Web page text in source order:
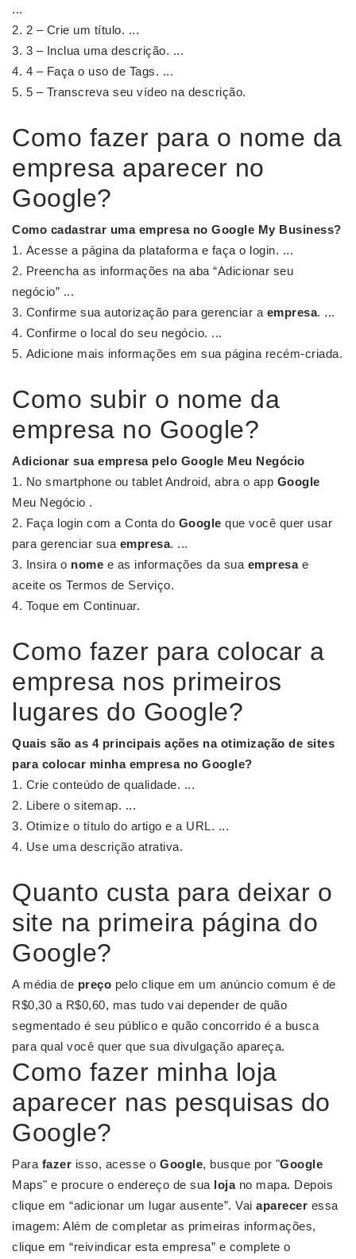
...
2 – Crie um título. ...
3 – Inclua uma descrição. ...
4 – Faça o uso de Tags. ...
5 – Transcreva seu vídeo na descrição.
Como fazer para o nome da
empresa aparecer no
Google?
Como cadastrar uma empresano Google My Business?
Acesse a página da plataforma e faça o login. ...
Preencha as informações na aba “Adicionar seu
negócio” ...
Confirme sua autorização para gerenciar a empresa. ...
Confirme o local do seu negócio. ...
Adicione mais informações em sua página recém-criada.
Como subir o nome da
empresa no Google?
Adicionar sua empresapelo Google Meu Negócio
No smartphone ou tablet Android, abra o app Google
Meu Negócio .
Faça login com a Conta do Google que você quer usar
para gerenciar sua empresa. ...
Insira o nome e as informações da sua empresae
aceite os Termos de Serviço.
Toque em Continuar.
Como fazer para colocar a
empresa nos primeiros
lugares do Google?
Quais são as 4 principais ações na otimização de sites
para colocar minha empresano Google?
Crie conteúdo de qualidade. ...
Libere o sitemap. ...
Otimize o título do artigo e a URL. ...
Use uma descrição atrativa.
Quanto custa para deixar o
site na primeira página do
Google?
A média de preço pelo clique em um anúncio comum é de
R$0,30 a R$0,60, mas tudo vai depender de quão
segmentado é seu público e quão concorrido é a busca
para qual você quer que sua divulgação apareça.
Como fazer minha loja
aparecer nas pesquisas do
Google?
Para fazer isso, acesse o Google, busque por "Google
Maps" e procure o endereço de sua lojano mapa. Depois
clique em “adicionar um lugar ausente”. Vai aparecer essa
imagem: Além de completar as primeiras informações,
clique em “reivindicar esta empresa” e complete o